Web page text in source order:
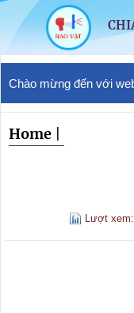
Chào mừng đến với
Home
Lượt xem: